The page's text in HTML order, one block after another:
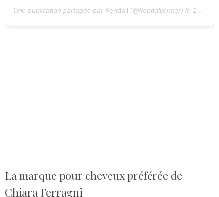
Une publication partagée par Kendall (@kendalljenner) le 11 Déc. 2019 à 4 :41 PST
La marque pour cheveux préférée de
Chiara Ferragni